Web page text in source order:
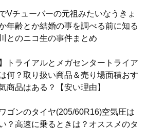
Vチューバーの元祖みたいなうきょ
年齢とか結婚の事を調べる前に知る
とのニコ生の事件まとめ
トライアルとメガセンタートライア
何？取り扱い商品＆売り場面積おす
商品はある？【安い理由】
ゴンのタイヤ(205/60R16)空気圧は
？高速に乗るときは？オススメのタ